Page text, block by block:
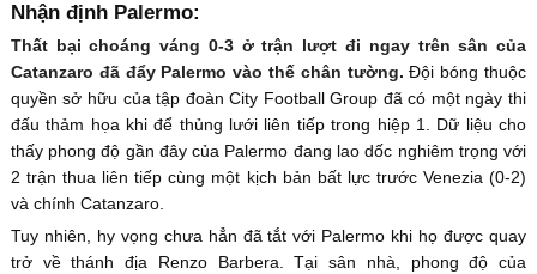
Nhận định Palermo:
Thất bại choáng váng 0-3 ở trận lượt đi ngay trên sân của
Catanzaro đã đẩy Palermo vào thế chân tường. Đội bóng thuộc
quyền sở hữu của tập đoàn City Football Group đã có một ngày thi
đấu thảm họa khi để thủng lưới liên tiếp trong hiệp 1. Dữ liệu cho
thấy phong độ gần đây của Palermo đang lao dốc nghiêm trọng với
2 trận thua liên tiếp cùng một kịch bản bất lực trước Venezia (0-2)
và chính Catanzaro.
Tuy nhiên, hy vọng chưa hẳn đã tắt với Palermo khi họ được quay
trở về thánh địa Renzo Barbera. Tại sân nhà, phong độ của